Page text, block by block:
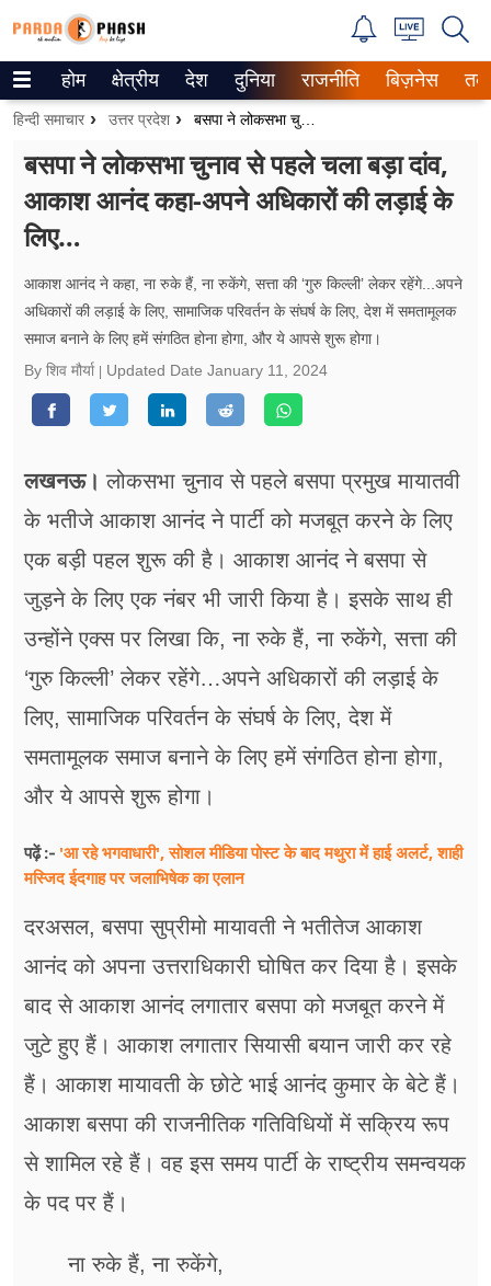
Trending on Google News
ePaper
वेब स्टोरीज
उत्तर प्रदेश
गैलरी
वीडियो
रिलेशनशिप
सेहत
ब्‍यूटी
जॉब्स
शिक्षा
अन्य खबरें
होम क्षेत्रीय देश दुनिया राजनीति बिज़नेस
हिन्दी समाचार उत्तर प्रदेश
बसपा ने लोकसभा चुनाव से पहले चला बड़ा दांव,
आकाश आनंद कहा-अपने अधिकारों की लड़ाई के
लिए…
आकाश आनंद ने कहा, ना रुके हैं, ना रुकेंगे, सत्ता की ‘गुरु किल्ली’ लेकर रहेंगे...अपने
अधिकारों की लड़ाई के लिए, सामाजिक परिवर्तन के संघर्ष के लिए, देश में समतामूलक
समाज बनाने के लिए हमें संगठित होना होगा, और ये आपसे शुरू होगा।
By शिव मौर्या
Updated Date January 11, 2024
लखनऊ। लोकसभा चुनाव से पहले बसपा प्रमुख मायातवी
के भतीजे आकाश आनंद ने पार्टी को मजबूत करने के लिए
एक बड़ी पहल शुरू की है। आकाश आनंद ने बसपा से
जुड़ने के लिए एक नंबर भी जारी किया है। इसके साथ ही
उन्होंने एक्स पर लिखा कि, ना रुके हैं, ना रुकेंगे, सत्ता की
‘गुरु किल्ली’ लेकर रहेंगे…अपने अधिकारों की लड़ाई के
लिए, सामाजिक परिवर्तन के संघर्ष के लिए, देश में
समतामूलक समाज बनाने के लिए हमें संगठित होना होगा,
और ये आपसे शुरू होगा।
पढ़ें :- 'आ रहे भगवाधारी', सोशल मीडिया पोस्ट के बाद मथुरा में हाई अलर्ट, शाही
मस्जिद ईदगाह पर जलाभिषेक का एलान
दरअसल, बसपा सुप्रीमो मायावती ने भतीतेज आकाश
आनंद को अपना उत्तराधिकारी घोषित कर दिया है। इसके
बाद से आकाश आनंद लगातार बसपा को मजबूत करने में
जुटे हुए हैं। आकाश लगातार सियासी बयान जारी कर रहे
हैं। आकाश मायावती के छोटे भाई आनंद कुमार के बेटे हैं।
आकाश बसपा की राजनीतिक गतिविधियों में सक्रिय रूप
से शामिल रहे हैं। वह इस समय पार्टी के राष्ट्रीय समन्वयक
के पद पर हैं।
ना रुके हैं, ना रुकेंगे,